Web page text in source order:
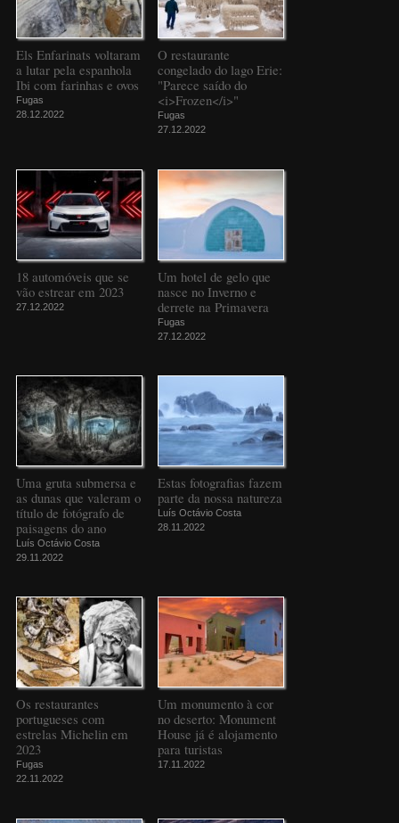
Els Enfarinats voltaram
a lutar pela espanhola
Ibi com farinhas e ovos
Fugas
28.12.2022
O restaurante
congelado do lago Erie:
"Parece saído do
<i>Frozen</i>"
Fugas
27.12.2022
18 automóveis que se
vão estrear em 2023
27.12.2022
Um hotel de gelo que
nasce no Inverno e
derrete na Primavera
Fugas
27.12.2022
Uma gruta submersa e
as dunas que valeram o
título de fotógrafo de
paisagens do ano
Luís Octávio Costa
29.11.2022
Estas fotografias fazem
parte da nossa natureza
Luís Octávio Costa
28.11.2022
Os restaurantes
portugueses com
estrelas Michelin em
2023
Fugas
22.11.2022
Um monumento à cor
no deserto: Monument
House já é alojamento
para turistas
17.11.2022